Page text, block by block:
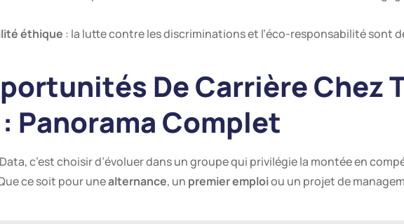
éthique : la lutte contre les discriminations et l’éco-responsabilité sont
De Carrière Chez
: Panorama Complet
c’est choisir d’évoluer dans un groupe qui privilégie la montée en
ce soit pour unealternance, un premier emploiou un projet de